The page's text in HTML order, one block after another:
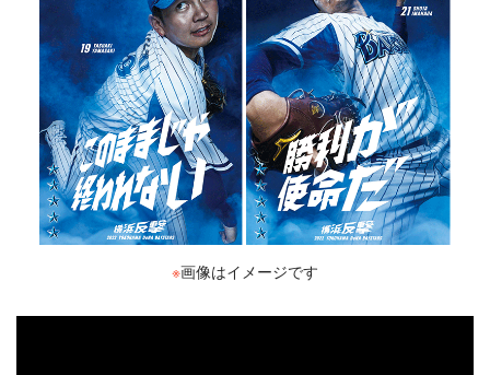
※画像はイメージです